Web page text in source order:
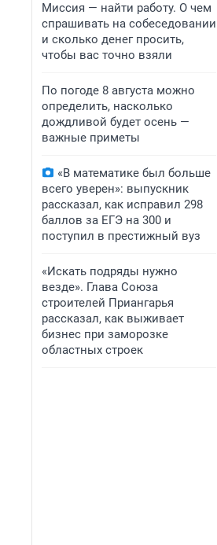
Миссия — найти работу. О чем
спрашивать на собеседовании
и сколько денег просить,
чтобы вас точно взяли
По погоде 8 августа можно
определить, насколько
дождливой будет осень —
важные приметы
«В математике был больше
всего уверен»: выпускник
рассказал, как исправил 298
баллов за ЕГЭ на 300 и
поступил в престижный вуз
«Искать подряды нужно
везде». Глава Союза
строителей Приангарья
рассказал, как выживает
бизнес при заморозке
областных строек